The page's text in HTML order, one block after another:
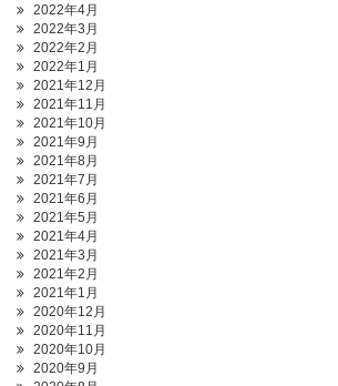
2022年4月
2022年3月
2022年2月
2022年1月
2021年12月
2021年11月
2021年10月
2021年9月
2021年8月
2021年7月
2021年6月
2021年5月
2021年4月
2021年3月
2021年2月
2021年1月
2020年12月
2020年11月
2020年10月
2020年9月